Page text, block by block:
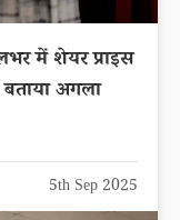
में शेयर प्राइस
अगला
5th Sep 2025